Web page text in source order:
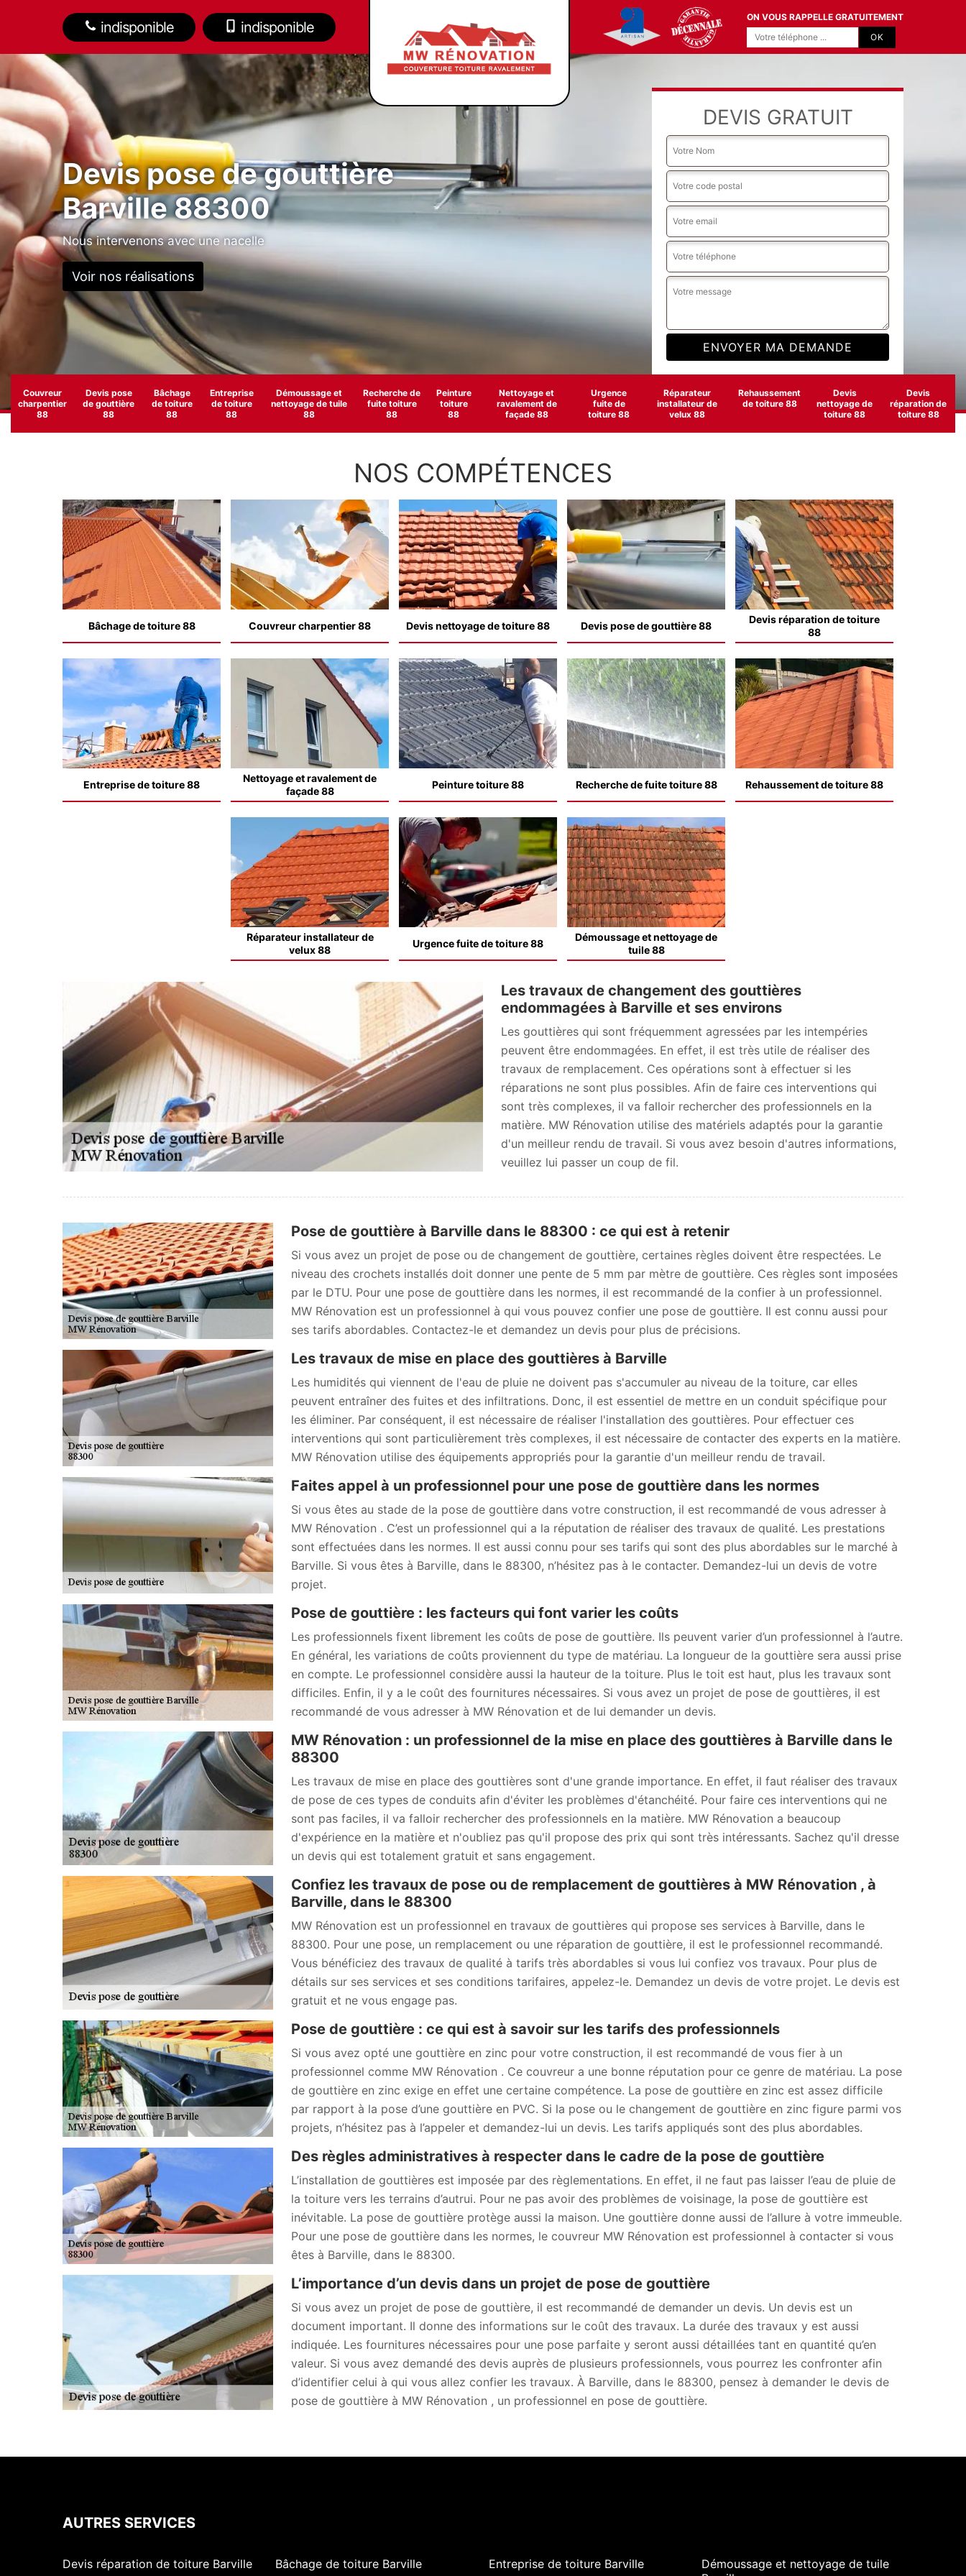
indisponible indisponible
ON VOUS RAPPELLE GRATUITEMENT
Devis pose de gouttière
Barville 88300
Nous intervenons avec une nacelle
Voir nos réalisations
DEVIS GRATUIT
Couvreur
charpentier
88
Devis pose
de gouttière
88
Bâchage
de toiture
88
Entreprise
de toiture
88
Démoussage et
nettoyage de tuile
88
Recherche de
fuite toiture
88
Peinture
toiture
88
Nettoyage et
ravalement de
façade 88
Urgence
fuite de
toiture 88
Réparateur
installateur de
velux 88
Rehaussement
de toiture 88
Devis
nettoyage de
toiture 88
Devis
réparation de
toiture 88
NOS COMPÉTENCES
Bâchage de toiture 88 Couvreur charpentier 88 Devis nettoyage de toiture 88 Devis pose de gouttière 88
Devis réparation de toiture
88
Entreprise de toiture 88
Nettoyage et ravalement de
façade 88
Peinture toiture 88 Recherche de fuite toiture 88 Rehaussement de toiture 88
Réparateur installateur de
velux 88
Urgence fuite de toiture 88
Démoussage et nettoyage de
tuile 88
Les travaux de changement des gouttières
endommagées à Barville et ses environs
Les gouttières qui sont fréquemment agressées par les intempéries
peuvent être endommagées. En effet, il est très utile de réaliser des
travaux de remplacement. Ces opérations sont à effectuer si les
réparations ne sont plus possibles. Afin de faire ces interventions qui
sont très complexes, il va falloir rechercher des professionnels en la
matière. MW Rénovation utilise des matériels adaptés pour la garantie
d'un meilleur rendu de travail. Si vous avez besoin d'autres informations,
veuillez lui passer un coup de fil.
Pose de gouttière à Barville dans le 88300 : ce qui est à retenir
Si vous avez un projet de pose ou de changement de gouttière, certaines règles doivent être respectées. Le
niveau des crochets installés doit donner une pente de 5 mm par mètre de gouttière. Ces règles sont imposées
par le DTU. Pour une pose de gouttière dans les normes, il est recommandé de la confier à un professionnel.
MW Rénovation est un professionnel à qui vous pouvez confier une pose de gouttière. Il est connu aussi pour
ses tarifs abordables. Contactez-le et demandez un devis pour plus de précisions.
Les travaux de mise en place des gouttières à Barville
Les humidités qui viennent de l'eau de pluie ne doivent pas s'accumuler au niveau de la toiture, car elles
peuvent entraîner des fuites et des infiltrations. Donc, il est essentiel de mettre en un conduit spécifique pour
les éliminer. Par conséquent, il est nécessaire de réaliser l'installation des gouttières. Pour effectuer ces
interventions qui sont particulièrement très complexes, il est nécessaire de contacter des experts en la matière.
MW Rénovation utilise des équipements appropriés pour la garantie d'un meilleur rendu de travail.
Faites appel à un professionnel pour une pose de gouttière dans les normes
Si vous êtes au stade de la pose de gouttière dans votre construction, il est recommandé de vous adresser à
MW Rénovation . C’est un professionnel qui a la réputation de réaliser des travaux de qualité. Les prestations
sont effectuées dans les normes. Il est aussi connu pour ses tarifs qui sont des plus abordables sur le marché à
Barville. Si vous êtes à Barville, dans le 88300, n’hésitez pas à le contacter. Demandez-lui un devis de votre
projet.
Pose de gouttière : les facteurs qui font varier les coûts
Les professionnels fixent librement les coûts de pose de gouttière. Ils peuvent varier d’un professionnel à l’autre.
En général, les variations de coûts proviennent du type de matériau. La longueur de la gouttière sera aussi prise
en compte. Le professionnel considère aussi la hauteur de la toiture. Plus le toit est haut, plus les travaux sont
difficiles. Enfin, il y a le coût des fournitures nécessaires. Si vous avez un projet de pose de gouttières, il est
recommandé de vous adresser à MW Rénovation et de lui demander un devis.
MW Rénovation : un professionnel de la mise en place des gouttières à Barville dans le
88300
Les travaux de mise en place des gouttières sont d'une grande importance. En effet, il faut réaliser des travaux
de pose de ces types de conduits afin d'éviter les problèmes d'étanchéité. Pour faire ces interventions qui ne
sont pas faciles, il va falloir rechercher des professionnels en la matière. MW Rénovation a beaucoup
d'expérience en la matière et n'oubliez pas qu'il propose des prix qui sont très intéressants. Sachez qu'il dresse
un devis qui est totalement gratuit et sans engagement.
Confiez les travaux de pose ou de remplacement de gouttières à MW Rénovation , à
Barville, dans le 88300
MW Rénovation est un professionnel en travaux de gouttières qui propose ses services à Barville, dans le
88300. Pour une pose, un remplacement ou une réparation de gouttière, il est le professionnel recommandé.
Vous bénéficiez des travaux de qualité à tarifs très abordables si vous lui confiez vos travaux. Pour plus de
détails sur ses services et ses conditions tarifaires, appelez-le. Demandez un devis de votre projet. Le devis est
gratuit et ne vous engage pas.
Pose de gouttière : ce qui est à savoir sur les tarifs des professionnels
Si vous avez opté une gouttière en zinc pour votre construction, il est recommandé de vous fier à un
professionnel comme MW Rénovation . Ce couvreur a une bonne réputation pour ce genre de matériau. La pose
de gouttière en zinc exige en effet une certaine compétence. La pose de gouttière en zinc est assez difficile
par rapport à la pose d’une gouttière en PVC. Si la pose ou le changement de gouttière en zinc figure parmi vos
projets, n’hésitez pas à l’appeler et demandez-lui un devis. Les tarifs appliqués sont des plus abordables.
Des règles administratives à respecter dans le cadre de la pose de gouttière
L’installation de gouttières est imposée par des règlementations. En effet, il ne faut pas laisser l’eau de pluie de
la toiture vers les terrains d’autrui. Pour ne pas avoir des problèmes de voisinage, la pose de gouttière est
inévitable. La pose de gouttière protège aussi la maison. Une gouttière donne aussi de l’allure à votre immeuble.
Pour une pose de gouttière dans les normes, le couvreur MW Rénovation est professionnel à contacter si vous
êtes à Barville, dans le 88300.
L’importance d’un devis dans un projet de pose de gouttière
Si vous avez un projet de pose de gouttière, il est recommandé de demander un devis. Un devis est un
document important. Il donne des informations sur le coût des travaux. La durée des travaux y est aussi
indiquée. Les fournitures nécessaires pour une pose parfaite y seront aussi détaillées tant en quantité qu’en
valeur. Si vous avez demandé des devis auprès de plusieurs professionnels, vous pourrez les confronter afin
d’identifier celui à qui vous allez confier les travaux. À Barville, dans le 88300, pensez à demander le devis de
pose de gouttière à MW Rénovation , un professionnel en pose de gouttière.
AUTRES SERVICES
Devis réparation de toiture Barville Bâchage de toiture Barville Entreprise de toiture Barville
Démoussage et nettoyage de tuile